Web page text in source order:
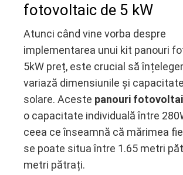
fotovoltaic de 5 kW
Atunci când vine vorba despre
implementarea unui kit panouri
5kW preț, este crucial să
variază dimensiunile și
solare. Aceste panouri
o capacitate individuală între
ceea ce înseamnă că mărimea
se poate situa între 1.65 metri
metri pătrați.